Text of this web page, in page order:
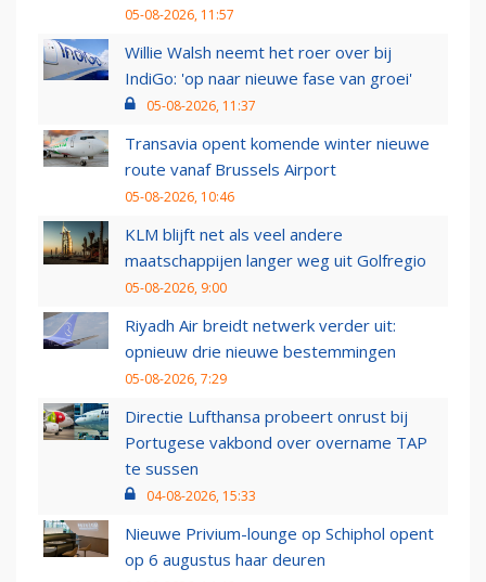
05-08-2026, 11:57
Willie Walsh neemt het roer over bij
IndiGo: 'op naar nieuwe fase van groei'
05-08-2026, 11:37
Transavia opent komende winter nieuwe
route vanaf Brussels Airport
05-08-2026, 10:46
KLM blijft net als veel andere
maatschappijen langer weg uit Golfregio
05-08-2026, 9:00
Riyadh Air breidt netwerk verder uit:
opnieuw drie nieuwe bestemmingen
05-08-2026, 7:29
Directie Lufthansa probeert onrust bij
Portugese vakbond over overname TAP
te sussen
04-08-2026, 15:33
Nieuwe Privium-lounge op Schiphol opent
op 6 augustus haar deuren